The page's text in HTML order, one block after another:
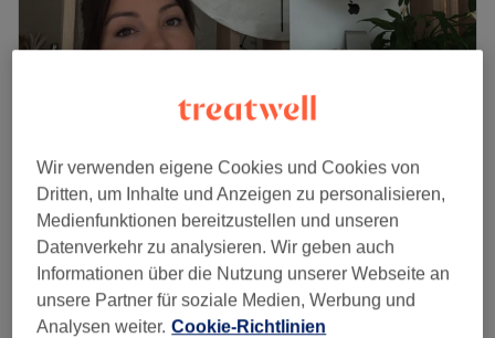
Sascha by Wonder Lashes
5,0
13 Bewertungen
Laim, München
Auf Karte anzeigen
Augenbrauen zupfen
25 Min.
20 €
Schnellansicht Saloninfos
Wir verwenden eigene Cookies und Cookies von
Dritten, um Inhalte und Anzeigen zu personalisieren,
Medienfunktionen bereitzustellen und unseren
Datenverkehr zu analysieren. Wir geben auch
Informationen über die Nutzung unserer Webseite an
unsere Partner für soziale Medien, Werbung und
Analysen weiter. Cookie-Richtlinien